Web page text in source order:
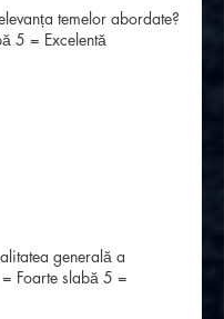
temelor abordate?
5 = Excelentă
generală a
Foarte slabă 5 =